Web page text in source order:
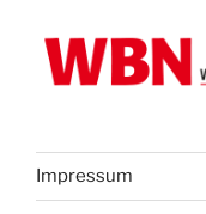
Impressum